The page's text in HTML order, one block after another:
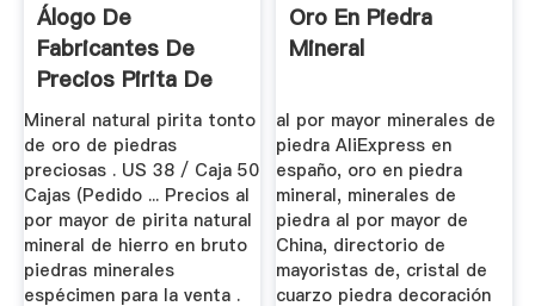
Álogo De
Fabricantes De
Precios Pirita De
Alta Calidad ...
Mineral natural pirita tonto
de oro de piedras
preciosas . US 38 / Caja 50
Cajas (Pedido ... Precios al
por mayor de pirita natural
mineral de hierro en bruto
piedras minerales
espécimen para la venta .
Oro En Piedra
Mineral
al por mayor minerales de
piedra AliExpress en
españo, oro en piedra
mineral, minerales de
piedra al por mayor de
China, directorio de
mayoristas de, cristal de
cuarzo piedra decoración